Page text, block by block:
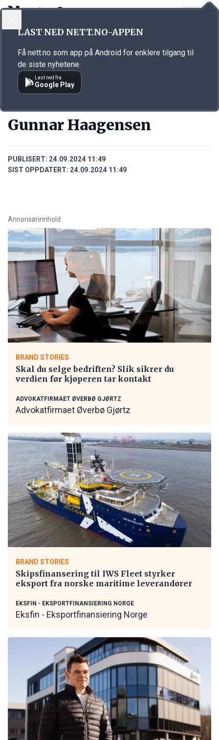
Annonsørinnhold
Gunnar Haagensen
PUBLISERT: 24.09.2024 11:49
SIST OPPDATERT: 24.09.2024 11:49
Annonsørinnhold
BRAND STORIES
Skal du selge bedriften? Slik sikrer du
verdien før kjøperen tar kontakt
ADVOKATFIRMAET ØVERBØ GJØRTZ
Advokatfirmaet Øverbø Gjørtz
BRAND STORIES
Skipsfinansering til IWS Fleet styrker
eksport fra norske maritime leverandører
EKSFIN - EKSPORTFINANSIERING NORGE
Eksfin - Eksportfinansiering Norge
LAST NED NETT.NO-APPEN
Få nett.no som app på Android for enklere tilgang til
de siste nyhetene.
Last ned fra
Google Play